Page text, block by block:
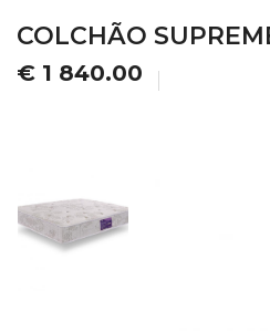
COLCHÃO
€ 1 840.00